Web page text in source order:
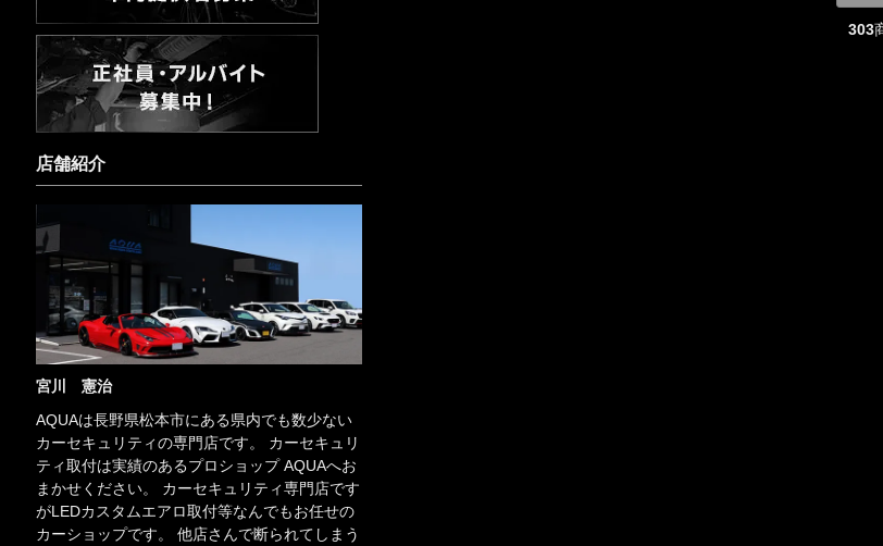
303
店舗紹介
宮川 憲治
AQUAは長野県松本市にある県内でも数少ない
カーセキュリティの専門店です。 カーセキュリ
ティ取付は実績のあるプロショップ AQUAへお
まかせください。 カーセキュリティ専門店です
がLEDカスタムエアロ取付等なんでもお任せの
カーショップです。 他店さんで断られてしまう